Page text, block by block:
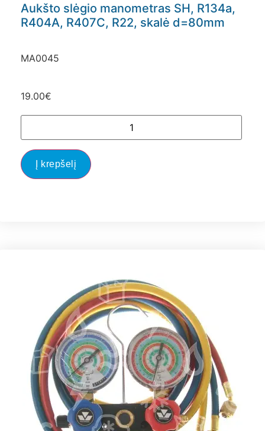
Aukšto slėgio manometras SH, R134a,
R404A, R407C, R22, skalė d=80mm
MA0045
19.00€
Į krepšelį